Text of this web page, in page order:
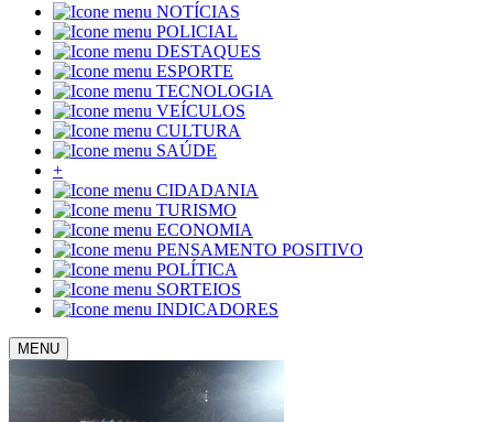
NOTÍCIAS
POLICIAL
DESTAQUES
ESPORTE
TECNOLOGIA
VEÍCULOS
CULTURA
SAÚDE
+
CIDADANIA
TURISMO
ECONOMIA
PENSAMENTO POSITIVO
POLÍTICA
SORTEIOS
INDICADORES
MENU